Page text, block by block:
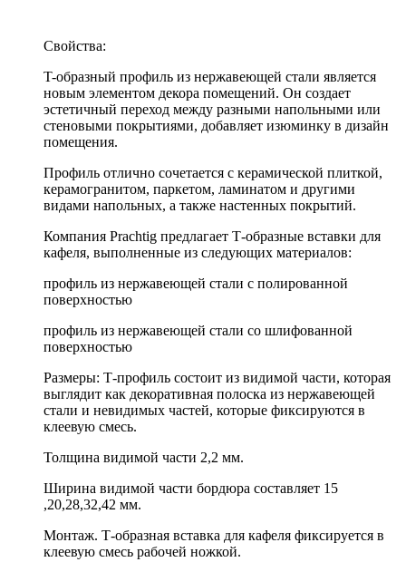
Свойства:
T-образный профиль из нержавеющей стали является
новым элементом декора помещений. Он создает
эстетичный переход между разными напольными или
стеновыми покрытиями, добавляет изюминку в дизайн
помещения.
Профиль отлично сочетается с керамической плиткой,
керамогранитом, паркетом, ламинатом и другими
видами напольных, а также настенных покрытий.
Компания Prachtig предлагает Т-образные вставки для
кафеля, выполненные из следующих материалов:
профиль из нержавеющей стали с полированной
поверхностью
профиль из нержавеющей стали со шлифованной
поверхностью
Размеры: Т-профиль состоит из видимой части, которая
выглядит как декоративная полоска из нержавеющей
стали и невидимых частей, которые фиксируются в
клеевую смесь.
Толщина видимой части 2,2 мм.
Ширина видимой части бордюра составляет 15
,20,28,32,42 мм.
Монтаж. Т-образная вставка для кафеля фиксируется в
клеевую смесь рабочей ножкой.